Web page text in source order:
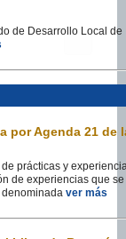
de Desarrollo Local de
por Agenda 21 de
prácticas y
de experiencias que se
denominada ver más